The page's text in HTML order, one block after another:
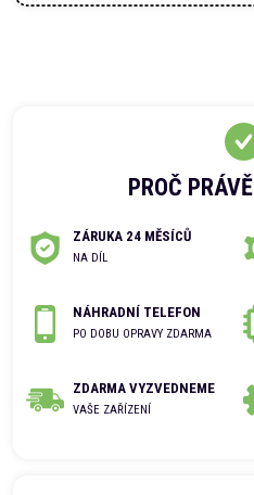
PROČ PRÁVĚ
ZÁRUKA 24 MĚSÍCŮ
NA DÍL
NÁHRADNÍ TELEFON
PO DOBU OPRAVY ZDARMA
ZDARMA VYZVEDNEME
VAŠE ZAŘÍZENÍ